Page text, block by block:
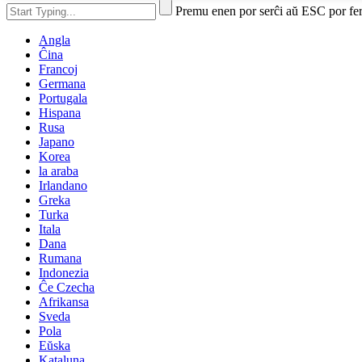
Premu enen por serĉi aŭ ESC por
Angla
Ĉina
Francoj
Germana
Portugala
Hispana
Rusa
Japano
Korea
la araba
Irlandano
Greka
Turka
Itala
Dana
Rumana
Indonezia
Ĉe Czecha
Afrikansa
Sveda
Pola
Eŭska